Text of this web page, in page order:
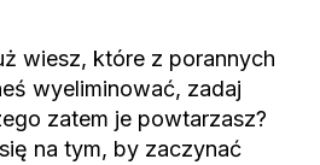
wiesz, które z porannych
wyeliminować, zadaj
zatem je powtarzasz?
na tym, by zaczynać